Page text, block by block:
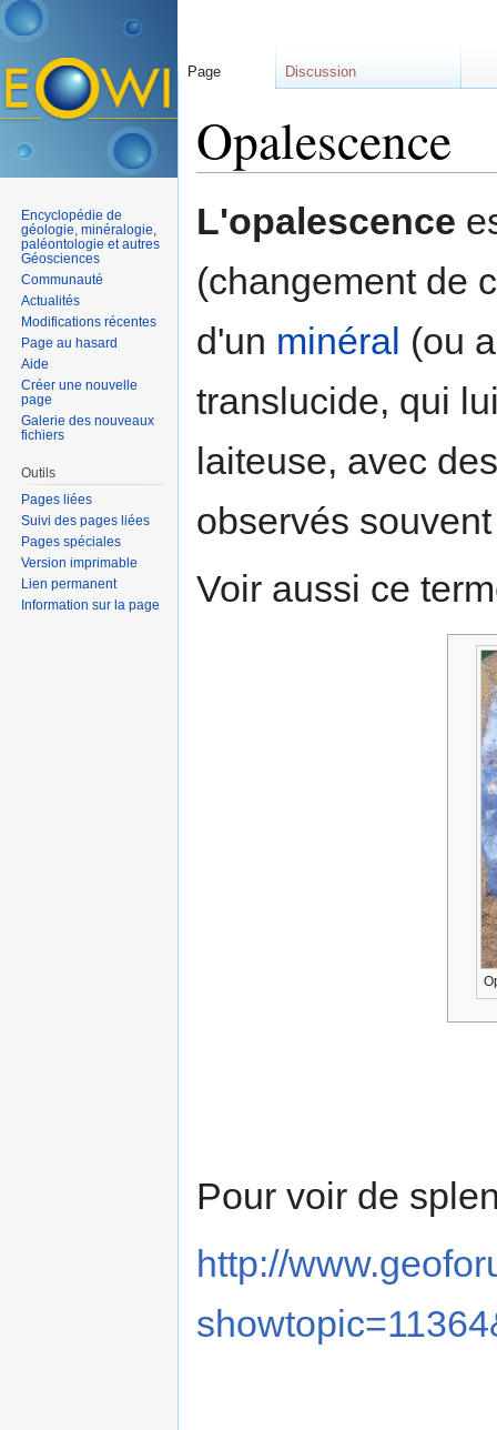
Opalescence
L'opalescence
(changement de
d'un minéral (ou
translucide, qui
laiteuse, avec
observés
Voir aussi ce
Pour voir de
http://
Page Discussion
Encyclopédie de
géologie, minéralogie,
paléontologie et autres
Géosciences
Communauté
Actualités
Modifications récentes
Page au hasard
Aide
Créer une nouvelle
page
Galerie des nouveaux
fichiers
Outils
Pages liées
Suivi des pages liées
Pages spéciales
Version imprimable
Lien permanent
Information sur la page